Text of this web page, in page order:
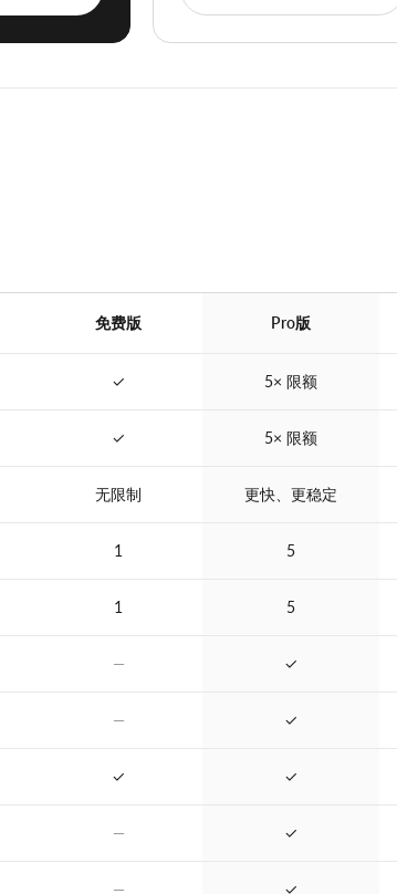
免费版 Pro版
✓ 5× 限额
✓ 5× 限额
无限制 更快、更稳定
1 5
1 5
— ✓
— ✓
✓ ✓
— ✓
— ✓